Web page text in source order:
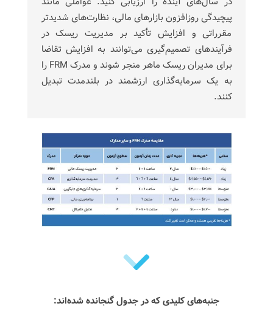
پیچیدگی روزافزون بازارهای مالی، نظارت‌های شدیدتر
مقرراتی و افزایش تأکید بر مدیریت ریسک در
فرآیندهای تصمیم‌گیری می‌توانند به افزایش تقاضا
برای مدیران ریسک ماهر منجر شوند و مدرک FRM را
به یک سرمایه‌گذاری ارزشمند در بلندمدت تبدیل
کنند.
جنبه‌های کلیدی که در جدول گنجانده شده‌اند: